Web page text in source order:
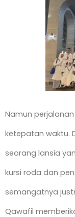
Namun
ketepatan waktu.
seorang lansia
kursi roda dan
semangatnya
Qawafil